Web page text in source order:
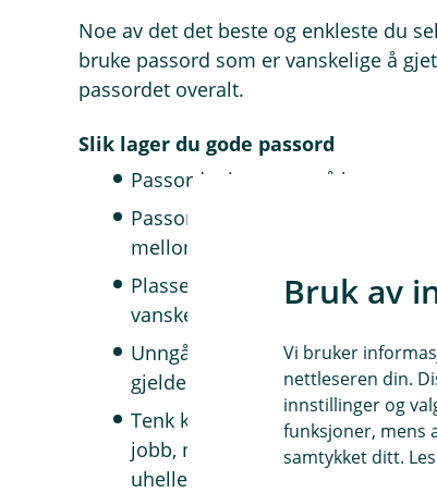
Noe av det det beste og enkleste du
bruke passord som er vanskelige å
passordet overalt.
Slik lager du gode passord
Passordet bør være så langt
Passordet bør inneholde både
mellomrom (ikke alle tjenester
Plasser tallet midt i eller først,
vanskeligere å gjette.
Unngå bruk av tall/ord som kan
gjelder. F.eks. bursdagsdatoer,
Tenk kategorier, ikke
jobb, nettbank- og
uhellet være ute vet du med det
Bruk av
Vi bruker
nettleseren din.
innstillinger og
funksjoner, mens
samtykket ditt.